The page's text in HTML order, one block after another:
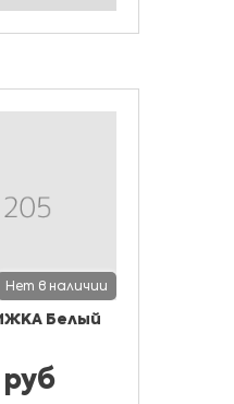
Нет в наличии
Белый
руб